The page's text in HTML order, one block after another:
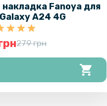
Fanoya для
A24 4G
279 грн